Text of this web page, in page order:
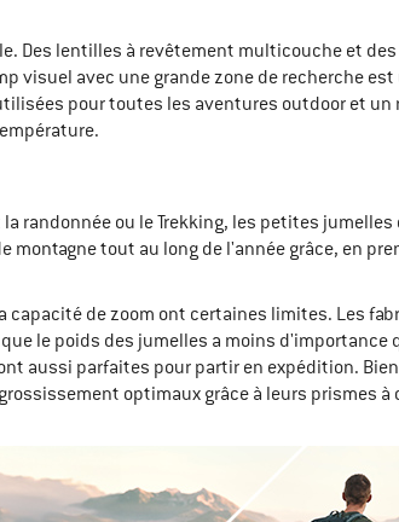
Des lentilles à revêtement multicouche et
avec une grande zone de recherche est
pour toutes les aventures outdoor et
randonnée ou le Trekking, les petites
tout au long de l'année grâce, en
de zoom ont certaines limites. Les
le poids des jumelles a moins d'importance
aussi parfaites pour partir en expédition.
optimaux grâce à leurs prismes à